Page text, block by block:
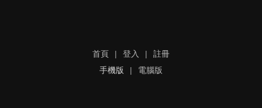
首頁 | 登入 |
註冊
手機版
| 電腦版